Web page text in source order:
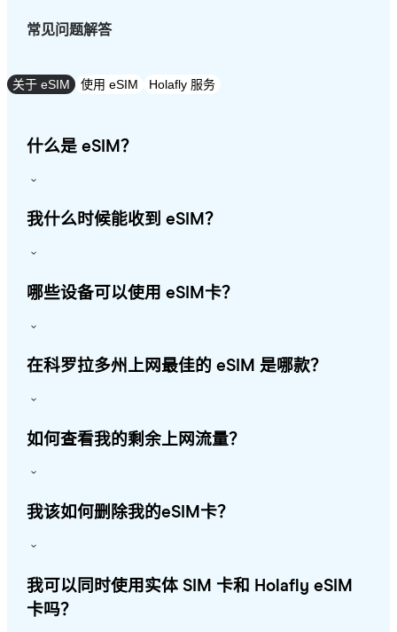
常见问题解答
关于 eSIM 使用 eSIM Holafly 服务
什么是 eSIM？
我什么时候能收到 eSIM？
哪些设备可以使用 eSIM卡？
在科罗拉多州上网最佳的 eSIM 是哪款？
如何查看我的剩余上网流量？
我该如何删除我的eSIM卡？
我可以同时使用实体 SIM 卡和 Holafly eSIM
卡吗？